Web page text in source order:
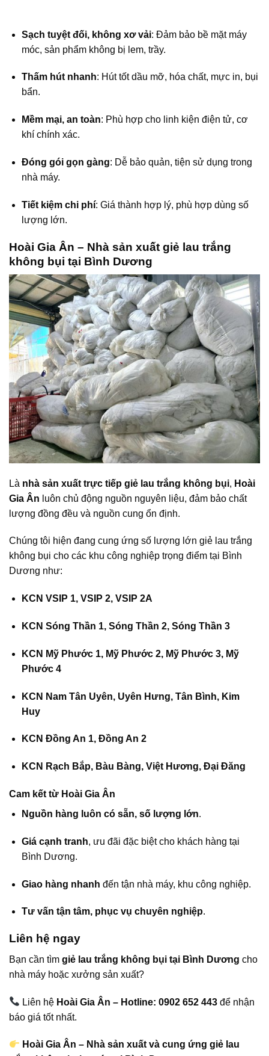
Sạch tuyệt đối, không xơ vải: Đảm bảo bề mặt máy
móc, sản phẩm không bị lem, trầy.
Thấm hút nhanh: Hút tốt dầu mỡ, hóa chất, mực in, bụi
bẩn.
Mềm mại, an toàn: Phù hợp cho linh kiện điện tử, cơ
khí chính xác.
Đóng gói gọn gàng: Dễ bảo quản, tiện sử dụng trong
nhà máy.
Tiết kiệm chi phí: Giá thành hợp lý, phù hợp dùng số
lượng lớn.
Hoài Gia Ân – Nhà sản xuất giẻ lau trắng
không bụi tại Bình Dương
Là nhà sản xuất trực tiếp giẻ lau trắng không bụi, Hoài
Gia Ân luôn chủ động nguồn nguyên liệu, đảm bảo chất
lượng đồng đều và nguồn cung ổn định.
Chúng tôi hiện đang cung ứng số lượng lớn giẻ lau trắng
không bụi cho các khu công nghiệp trọng điểm tại Bình
Dương như:
KCN VSIP 1, VSIP 2, VSIP 2A
KCN Sóng Thần 1, Sóng Thần 2, Sóng Thần 3
KCN Mỹ Phước 1, Mỹ Phước 2, Mỹ Phước 3, Mỹ
Phước 4
KCN Nam Tân Uyên, Uyên Hưng, Tân Bình, Kim
Huy
KCN Đồng An 1, Đồng An 2
KCN Rạch Bắp, Bàu Bàng, Việt Hương, Đại Đăng
Cam kết từ Hoài Gia Ân
Nguồn hàng luôn có sẵn, số lượng lớn.
Giá cạnh tranh, ưu đãi đặc biệt cho khách hàng tại
Bình Dương.
Giao hàng nhanh đến tận nhà máy, khu công nghiệp.
Tư vấn tận tâm, phục vụ chuyên nghiệp.
Liên hệ ngay
Bạn cần tìm giẻ lau trắng không bụi tại Bình Dương cho
nhà máy hoặc xưởng sản xuất?
Liên hệ Hoài Gia Ân – Hotline: 0902 652 443 để nhận
báo giá tốt nhất.
Hoài Gia Ân – Nhà sản xuất và cung ứng giẻ lau